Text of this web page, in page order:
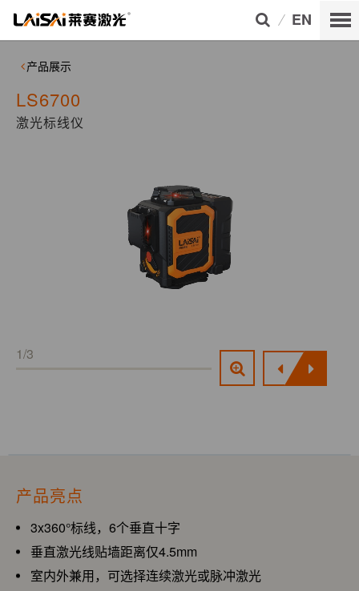
EN
产品展示
LS6700
激光标线仪
1/3
产品亮点
3x360°标线，6个垂直十字
垂直激光线贴墙距离仅4.5mm
室内外兼用，可选择连续激光或脉冲激光